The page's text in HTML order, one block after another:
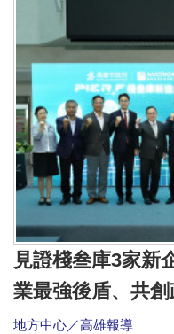
見證棧叁庫3家
業最強後盾、共
地方中心／高雄報導